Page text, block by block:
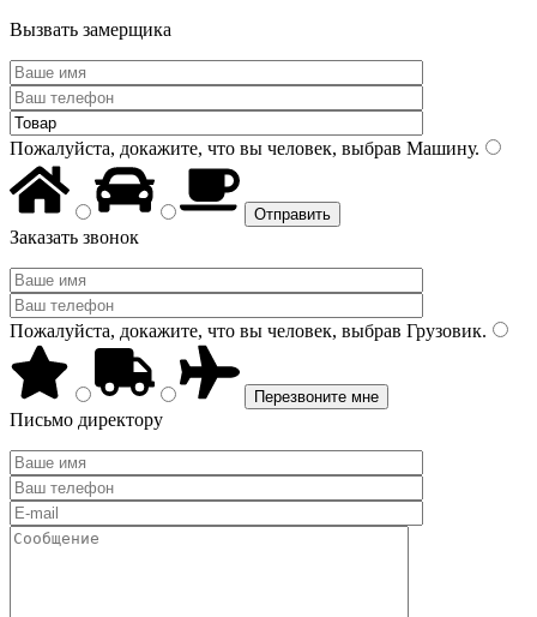
Вызвать замерщика
Пожалуйста, докажите, что вы человек, выбрав Машину.
Заказать звонок
Пожалуйста, докажите, что вы человек, выбрав Грузовик.
Письмо директору